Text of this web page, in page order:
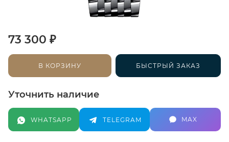
73 300 ₽
В КОРЗИНУ БЫСТРЫЙ ЗАКАЗ
Уточнить наличие
WHATSAPP TELEGRAM MAX